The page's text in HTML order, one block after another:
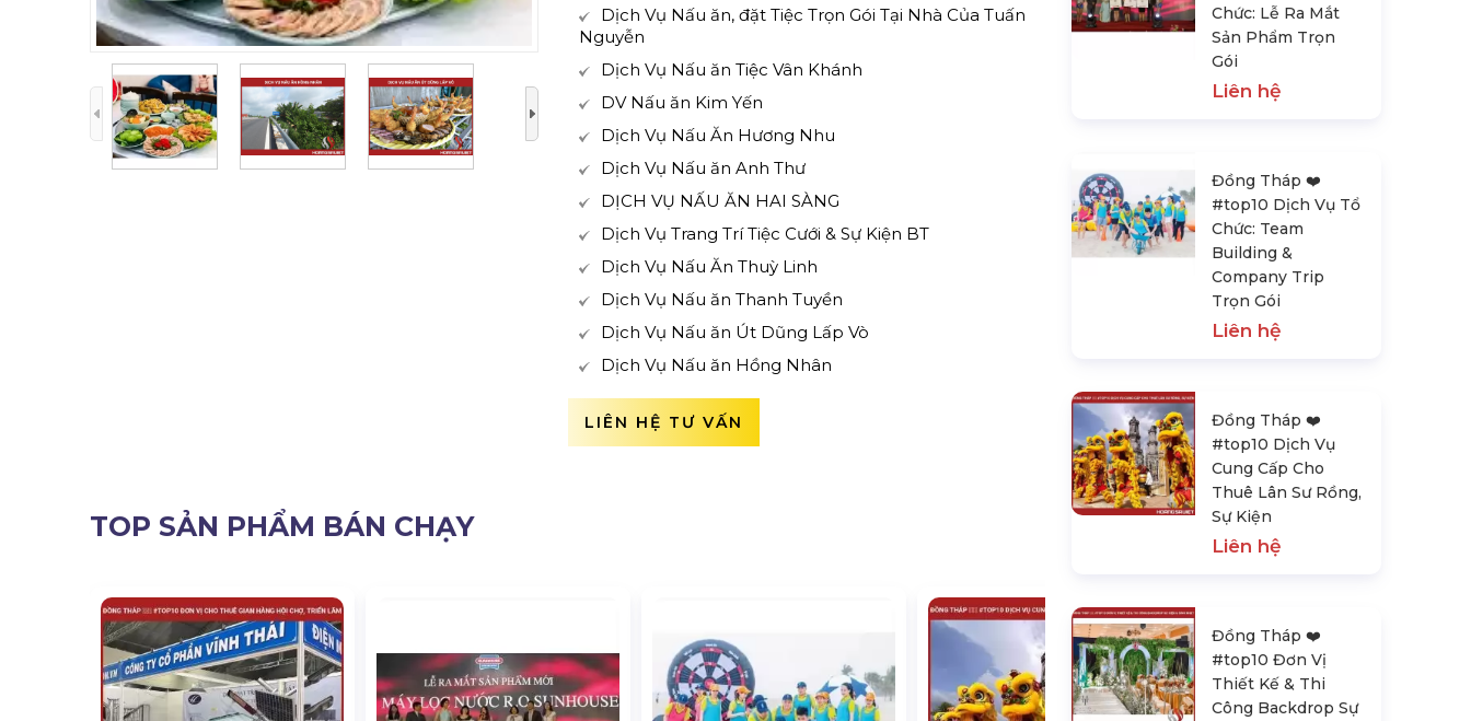
Dịch Vụ Nấu ăn, đặt Tiệc Trọn Gói Tại Nhà Của Tuấn
Nguyễn
Dịch Vụ Nấu ăn Tiệc Vân Khánh
DV Nấu ăn Kim Yến
Dịch Vụ Nấu Ăn Hương Nhu
Dịch Vụ Nấu ăn Anh Thư
DỊCH VỤ NẤU ĂN HAI SÀNG
Dịch Vụ Trang Trí Tiệc Cưới & Sự Kiện BT
Dịch Vụ Nấu Ăn Thuỳ Linh
Dịch Vụ Nấu ăn Thanh Tuyền
Dịch Vụ Nấu ăn Út Dũng Lấp Vò
Dịch Vụ Nấu ăn Hồng Nhân
LIÊN HỆ TƯ VẤN
TOP SẢN PHẨM BÁN CHẠY
Chức: Lễ Ra Mắt
Sản Phẩm Trọn
Gói
Liên hệ
Đồng Tháp ❤️️
#top10 Dịch Vụ Tổ
Chức: Team
Building &
Company Trip
Trọn Gói
Liên hệ
Đồng Tháp ❤️️
#top10 Dịch Vụ
Cung Cấp Cho
Thuê Lân Sư Rồng,
Sự Kiện
Liên hệ
Đồng Tháp ❤️️
#top10 Đơn Vị
Thiết Kế & Thi
Công Backdrop Sự